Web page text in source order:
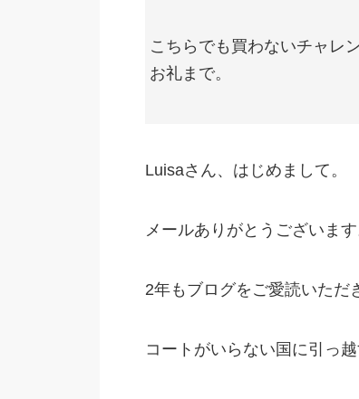
こちらでも買わないチャレ
お礼まで。
Luisaさん、はじめまして。
メールありがとうございます
2年もブログをご愛読いただ
コートがいらない国に引っ